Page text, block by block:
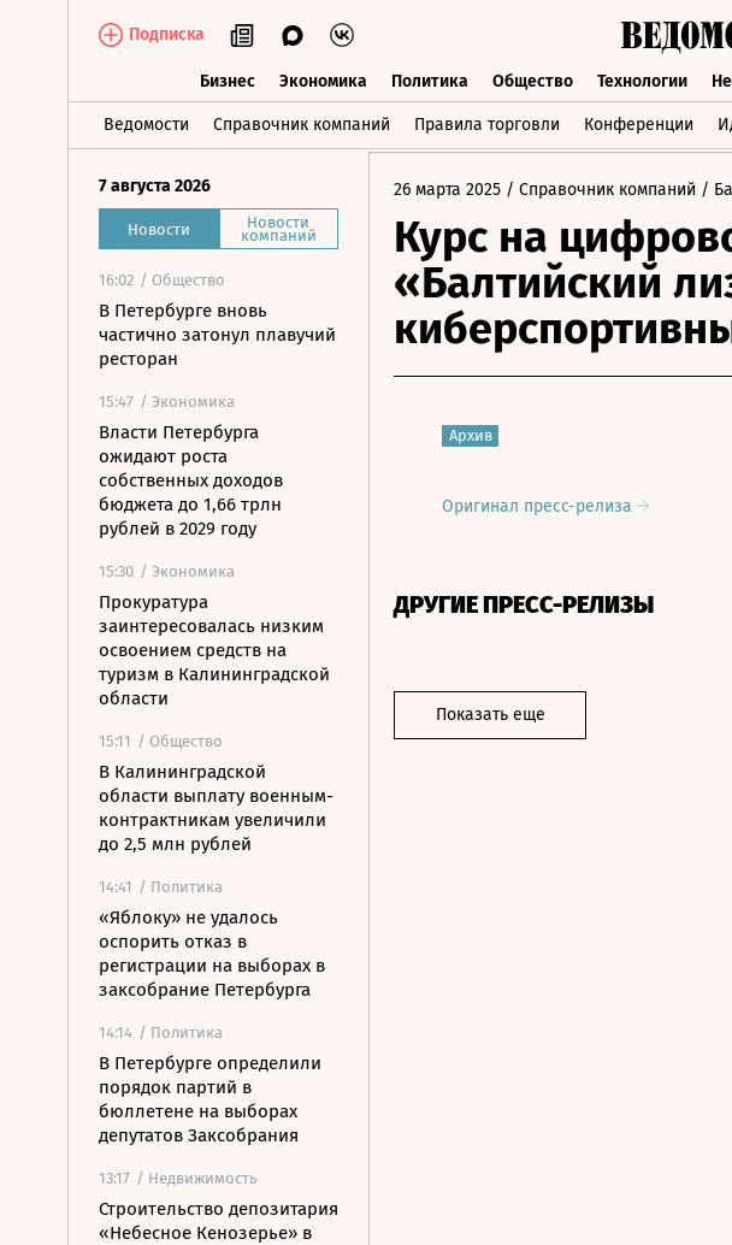
Подписка
Бизнес Экономика Политика Общество Технологии
Ведомости Справочник компаний Правила торговли Конференции
Бизнес Экономика Политика Общество Технологии
7 августа 2026
Новости Новости
компаний
16:02 / Общество
В Петербурге вновь
частично затонул плавучий
ресторан
15:47 / Экономика
Власти Петербурга
ожидают роста
собственных доходов
бюджета до 1,66 трлн
рублей в 2029 году
15:30 / Экономика
Прокуратура
заинтересовалась низким
освоением средств на
туризм в Калининградской
области
15:11 / Общество
В Калининградской
области выплату военным-
контрактникам увеличили
до 2,5 млн рублей
14:41 / Политика
«Яблоку» не удалось
оспорить отказ в
регистрации на выборах в
заксобрание Петербурга
14:14 / Политика
В Петербурге определили
порядок партий в
бюллетене на выборах
депутатов Заксобрания
13:17 / Недвижимость
Строительство депозитария
«Небесное Кенозерье» в
26 марта 2025 / Справочник компаний /
Курс на
«Балтийский
Архив
Оригинал пресс-релиза
ДРУГИЕ ПРЕСС-РЕЛИЗЫ
Показать еще